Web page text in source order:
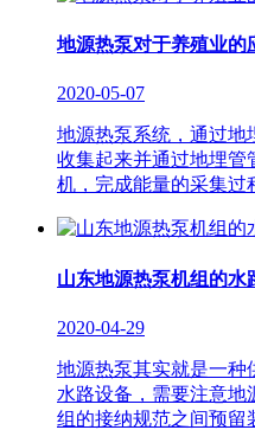
地源热泵对于养殖业的
2020-05-07
地源热泵系统，通过地
收集起来并通过地埋
机，完成能量的采集过
山东地源热泵机组的水
2020-04-29
地源热泵其实就是一种
水路设备，需要注意地
组的接纳规范之间预留